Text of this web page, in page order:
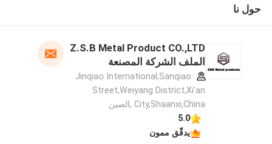
حول نا
Z.S.B Metal Product CO.,LTD
الملف الشركة المصنعة
Jinqiao International,Sanqiao
Street,Weiyang District,Xi'an
City,Shaanxi,China ,الصين
5.0
يدقّق ممون